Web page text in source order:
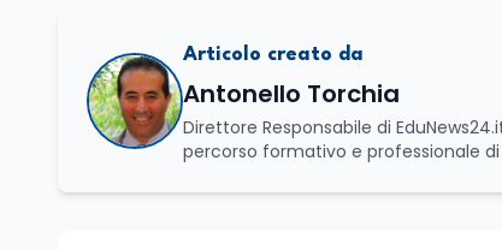
Articolo creato da
Antonello Torchia
Direttore Responsabile di
percorso formativo e professionale
Economia e Commercio